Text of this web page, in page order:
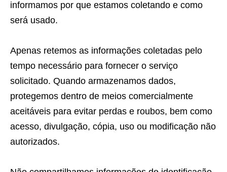
informamos por que estamos coletando e como
será usado.
Apenas retemos as informações coletadas pelo
tempo necessário para fornecer o serviço
solicitado. Quando armazenamos dados,
protegemos dentro de meios comercialmente
aceitáveis ​​para evitar perdas e roubos, bem como
acesso, divulgação, cópia, uso ou modificação não
autorizados.